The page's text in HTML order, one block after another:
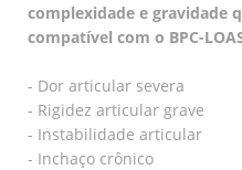
complexidade e gravidade
compatível com o BPC-
- Dor articular severa
- Rigidez articular grave
- Instabilidade articular
- Inchaço crônico